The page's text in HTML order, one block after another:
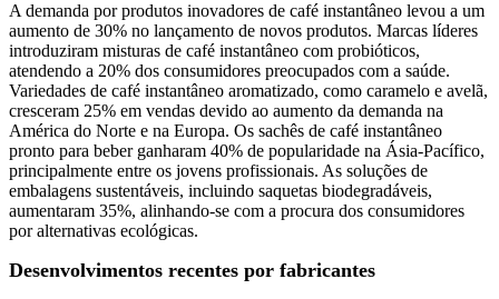
A demanda por produtos inovadores de café instantâneo levou a um
aumento de 30% no lançamento de novos produtos. Marcas líderes
introduziram misturas de café instantâneo com probióticos,
atendendo a 20% dos consumidores preocupados com a saúde.
Variedades de café instantâneo aromatizado, como caramelo e avelã,
cresceram 25% em vendas devido ao aumento da demanda na
América do Norte e na Europa. Os sachês de café instantâneo
pronto para beber ganharam 40% de popularidade na Ásia-Pacífico,
principalmente entre os jovens profissionais. As soluções de
embalagens sustentáveis, incluindo saquetas biodegradáveis,
aumentaram 35%, alinhando-se com a procura dos consumidores
por alternativas ecológicas.
Desenvolvimentos recentes por fabricantes